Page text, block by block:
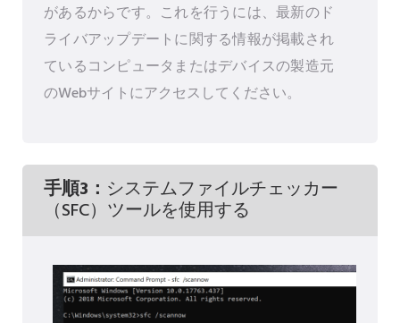
があるからです。これを行うには、最新のド
ライバアップデートに関する情報が掲載され
ているコンピュータまたはデバイスの製造元
のWebサイトにアクセスしてください。
手順3： システムファイルチェッカー
（SFC）ツールを使用する